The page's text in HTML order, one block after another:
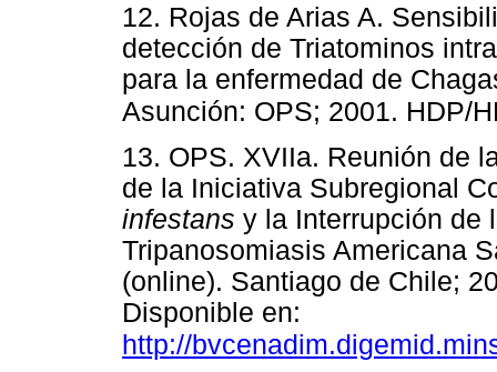
12. Rojas de Arias A.
detección de Triatominos
para la enfermedad de
Asunción: OPS; 2001. HDP/
13. OPS. XVIIa. Reunión de
de la Iniciativa Subregional
infestans y la Interrupción de
Tripanosomiasis Americana
(online). Santiago de Chile;
Disponible en:
http://